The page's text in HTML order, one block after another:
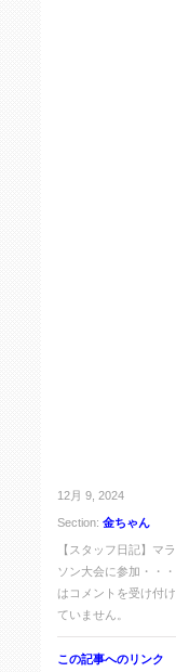
12月 9, 2024
Section: 金ちゃん
【スタッフ日記】マラ
ソン大会に参加・・・
は コメントを受け付け
ていません。
この記事へのリンク